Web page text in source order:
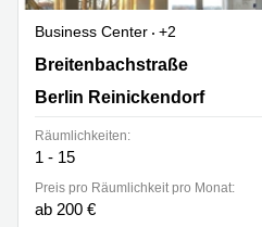
Business Center
+2
Breitenbachstraße 23, Berlin
Breitenbachstraße
Berlin Reinickendorf
Räumlichkeiten:
1 - 15
Preis pro Räumlichkeit pro Monat:
ab 200 €